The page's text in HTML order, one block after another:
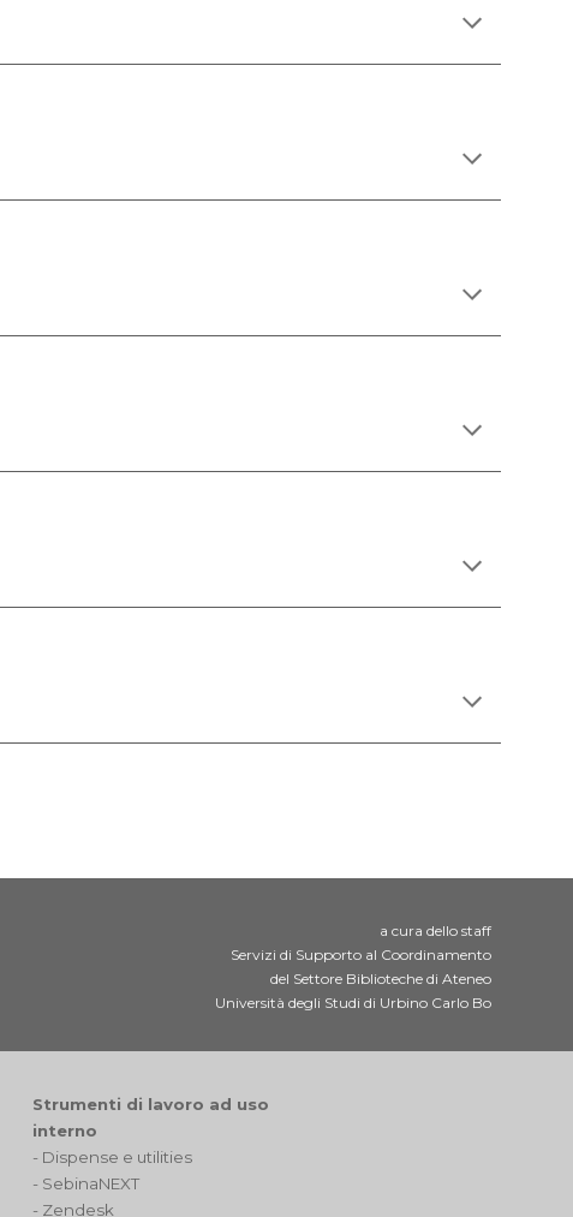
a cura dello staff
Servizi di Supporto al Coordinamento
del Settore Biblioteche di Ateneo
Università degli Studi di Urbino Carlo Bo
Strumenti di lavoro ad uso
interno
- Dispense e utilities
- SebinaNEXT
- Zendesk